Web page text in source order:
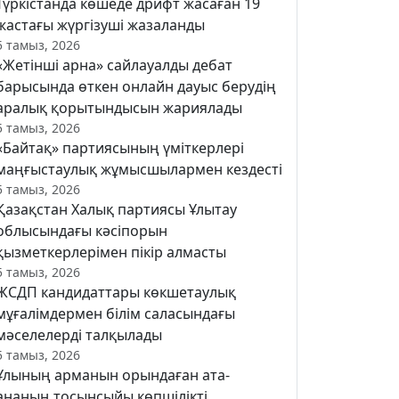
жүргізуші жазаланды
тамыз, 2026
арна» сайлауалды дебат
өткен онлайн дауыс берудің
қорытындысын жариялады
тамыз, 2026
партиясының үміткерлері
жұмысшылармен кездесті
тамыз, 2026
Халық партиясы Ұлытау
кәсіпорын
пікір алмасты
тамыз, 2026
кандидаттары көкшетаулық
білім саласындағы
талқылады
тамыз, 2026
арманын орындаған ата-